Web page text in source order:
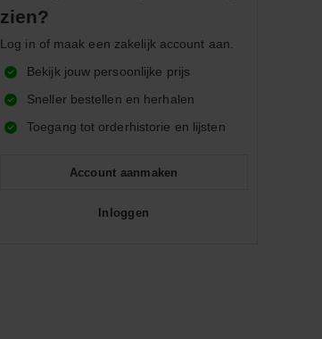
zien?
Log in of maak een zakelijk account aan.
Bekijk jouw persoonlijke prijs
Sneller bestellen en herhalen
Toegang tot orderhistorie en lijsten
Account aanmaken
Inloggen